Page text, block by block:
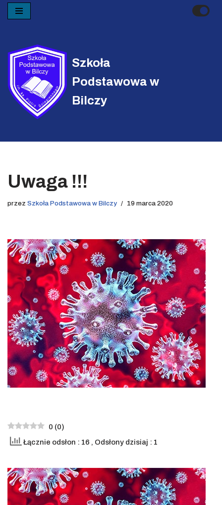
treści
Szkoła
Podstawowa w
Bilczy
Uwaga !!!
przez Szkoła Podstawowa w Bilczy 19 marca 2020
0 (0)
Łącznie odsłon : 16 , Odsłony dzisiaj : 1